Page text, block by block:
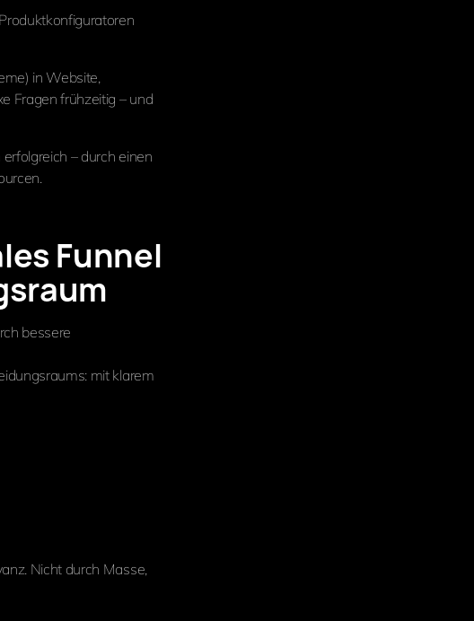
in Website,
Fragen frühzeitig – und
– durch einen
Funnel
bessere
mit klarem
Nicht durch Masse,